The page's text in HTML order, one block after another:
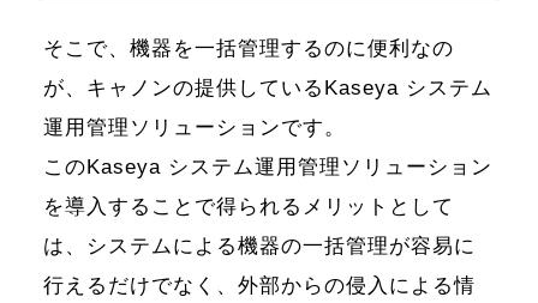
そこで、機器を一括管理するのに便利なの
が、キャノンの提供しているKaseya システム
運用管理ソリューションです。
このKaseya システム運用管理ソリューション
を導入することで得られるメリットとして
は、システムによる機器の一括管理が容易に
行えるだけでなく、外部からの侵入による情